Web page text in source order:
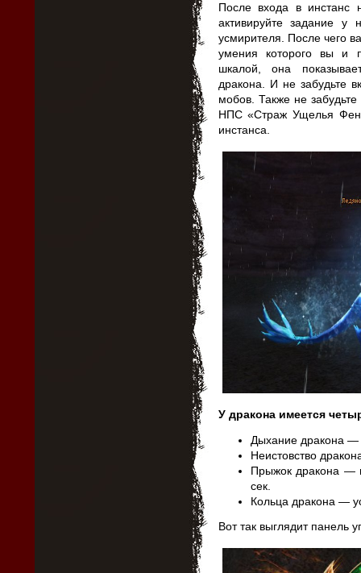
После входа в инстанс
активируйте задание у
усмирителя. После чего
умения которого вы и
шкалой, она
дракона. И не забудьте
мобов. Также не
НПС «Страж Ущелья
инстанса.
У дракона имеется
Дыхание дракона —
Неистовство
Прыжок дракона —
сек.
Кольца дракона —
Вот так выглядит панель